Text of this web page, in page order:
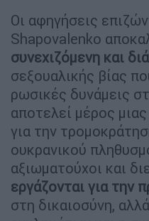
Οι αφηγήσεις
Shapovalenko
συνεχιζόμενη και
σεξουαλικής βίας
ρωσικές δυνάμεις
αποτελεί μέρος
για την
ουκρανικού
αξιωματούχοι και
εργάζονται για
στη δικαιοσύνη,